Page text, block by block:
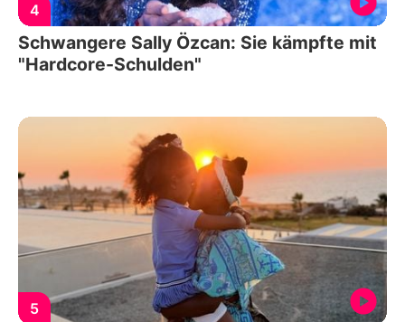
4
Schwangere Sally Özcan: Sie kämpfte mit
"Hardcore-Schulden"
5